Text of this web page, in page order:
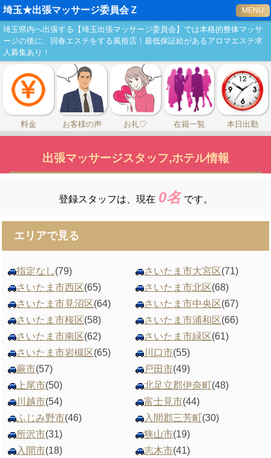
埼玉★出張マッサージ委員会Ｚ MENU
埼玉県内へ出張する【埼玉出張マッサージ委員会】では本格的整体マッサ
ージの後に、回春エステをする風俗店！最低保証給があるアロマエステ求
人募集あり！
料金 お客様の声 お礼♡ 在籍一覧 本日出勤
出張マッサージスタッフ,ホテル情報
登録スタッフは、 現在 0名 です。
エリアで見る
指定なし(79) さいたま市大宮区(71)
さいたま市西区(65) さいたま市北区(68)
さいたま市見沼区(64) さいたま市中央区(67)
さいたま市桜区(58) さいたま市浦和区(66)
さいたま市南区(62) さいたま市緑区(61)
さいたま市岩槻区(65) 川口市(55)
蕨市(57) 戸田市(49)
上尾市(50) 北足立郡伊奈町(48)
川越市(54) 富士見市(44)
ふじみ野市(46) 入間郡三芳町(30)
所沢市(31) 狭山市(19)
入間市(18) 志木市(41)